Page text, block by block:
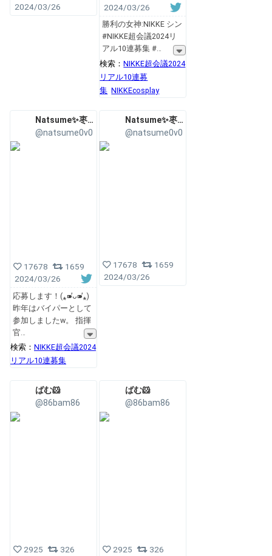
2024/03/26 2024/03/26
勝利の女神:NIKKE シン
#NIKKE超会議2024リ
アル10連募集 #
検索：NIKKE超会議2024
リアル10連募
集 NIKKEcosplay
Natsume✨枣糕
@natsume0v0
17678
1659
2024/03/26
応募します！(⁎⁍̴̛ᴗ⁍̴̛⁎)
昨年はバイパーとして
参加しましたw。 指揮
官
検索： NIKKE超会議2024
リアル10連募集
Natsume✨枣糕
@natsume0v0
17678
1659
2024/03/26
ばむ🐹
@86bam86
2925
326
ばむ🐹
@86bam86
2925
326